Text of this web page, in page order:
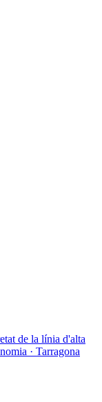
de la línia d'alta
· Tarragona